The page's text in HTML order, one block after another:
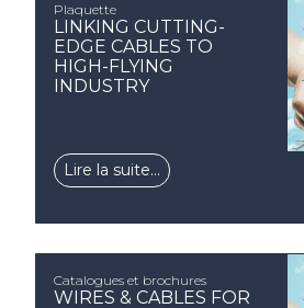
Plaquette
LINKING CUTTING-
EDGE CABLES TO
HIGH-FLYING
INDUSTRY
Lire la suite…
Catalogues et brochures
WIRES & CABLES FOR